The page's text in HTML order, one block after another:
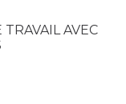
AVEC